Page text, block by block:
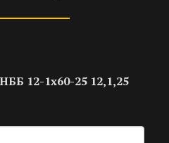
12-1х60-25 12,1,25